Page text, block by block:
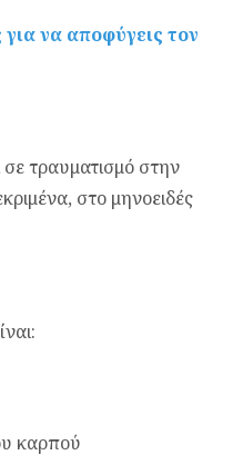
να αποφύγεις τον
τραυματισμό στην
στο μηνοειδές
καρπού